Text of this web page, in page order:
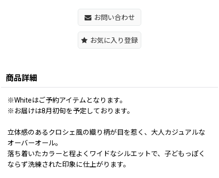
お問い合わせ
お気に入り登録
商品詳細
※Whiteはご予約アイテムとなります。
※お届けは8月初旬を予定しております。
立体感のあるクロシェ風の織り柄が目を惹く、大人カジュアルな
オーバーオール。
落ち着いたカラーと程よくワイドなシルエットで、子どもっぽく
ならず洗練された印象に仕上がります。